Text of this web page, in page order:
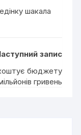
шакала
запис
коштує бюджету
гривень